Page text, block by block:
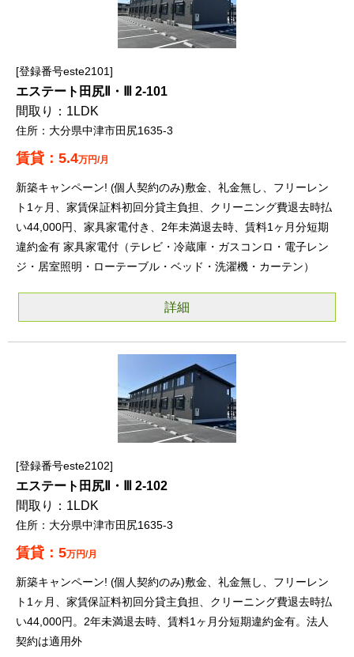
登録番号este2101
エステート田尻Ⅱ・Ⅲ 2-101
1LDK
大分県中津市田尻1635-3
5.4万円/月
新築キャンペーン! (個人契約のみ)敷金、礼金無し、フリーレン
ト1ヶ月、家賃保証料初回分貸主負担、クリーニング費退去時払
い44,000円、家具家電付き、2年未満退去時、賃料1ヶ月分短期
違約金有 家具家電付（テレビ・冷蔵庫・ガスコンロ・電子レン
ジ・居室照明・ローテーブル・ベッド・洗濯機・カーテン）
詳細
登録番号este2102
エステート田尻Ⅱ・Ⅲ 2-102
1LDK
大分県中津市田尻1635-3
5万円/月
新築キャンペーン! (個人契約のみ)敷金、礼金無し、フリーレン
ト1ヶ月、家賃保証料初回分貸主負担、クリーニング費退去時払
い44,000円。2年未満退去時、賃料1ヶ月分短期違約金有。法人
契約は適用外